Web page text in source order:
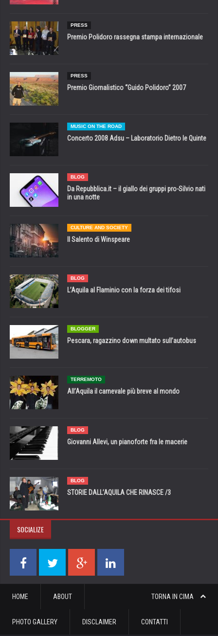
PRESS
Premio Polidoro rassegna stampa internazionale
PRESS
Premio Giornalistico “Guido Polidoro” 2007
MUSIC ON THE ROAD
Concerto 2008 Adsu – Laboratorio Dietro le Quinte
BLOG
Da Repubblica.it – il giallo dei gruppi pro-Silvio nati
in una notte
CULTURE AND SOCIETY
Il Salento di Winspeare
BLOG
L’Aquila al Flaminio con la forza dei tifosi
BLOGGER
Pescara, ragazzino down multato sull’autobus
TERREMOTO
All’Aquila il carnevale più breve al mondo
BLOG
Giovanni Allevi, un pianoforte fra le macerie
BLOG
STORIE DALL’AQUILA CHE RINASCE /3
SOCIALIZE
TORNA IN CIMA
HOME ABOUT
PHOTO GALLERY DISCLAIMER CONTATTI